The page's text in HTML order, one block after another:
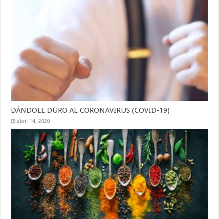
DÁNDOLE DURO AL CORONAVIRUS (COVID-19)
abril 14, 2020